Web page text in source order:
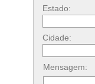
Estado:
Cidade:
Mensagem: